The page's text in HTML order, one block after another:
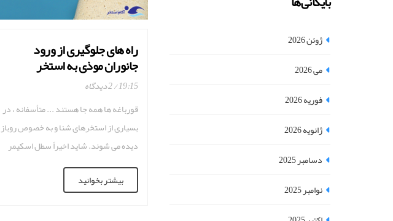
راه های جلوگیری از ورود
جانوران موذی به استخر
19:15 2 دیدگاه
قورباغه ها همه جا هستند ... متأسفانه ، در
بسیاری از استخرهای شنا و به خصوص روباز
دیده می شوند. شاید اخیراً سطل اسکیمر
خود را بیرون آورده اید ، اما با منظره
وحشتناک یک یا دو قورباغه مرده روبرو
بیشتر بخوانید
ژوئن 2026
می 2026
فوریه 2026
ژانویه 2026
دسامبر 2025
نوامبر 2025